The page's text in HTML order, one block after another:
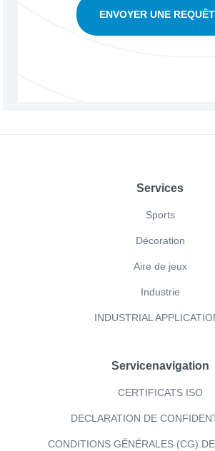
ENVOYER UNE
Services
Sports
Décoration
Aire de jeux
Industrie
INDUSTRIAL
Servicenavigation
CERTIFICATS ISO
DECLARATION DE
CONDITIONS GÉNÉRALES (CG)